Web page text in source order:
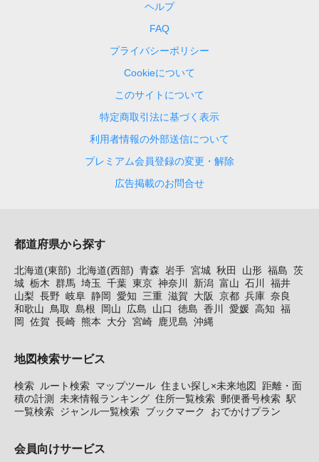
ヘルプ
FAQ
プライバシーポリシー
Cookieについて
このサイトについて
特定商取引法に基づく表示
利用者情報の外部送信について
プレミアム会員登録の変更・解除
広告掲載のお問合せ
都道府県から探す
北海道(東部) 北海道(西部) 青森 岩手 宮城 秋田 山形 福島 茨
城 栃木 群馬 埼玉 千葉 東京 神奈川 新潟 富山 石川
福井
山梨 長野 岐阜 静岡 愛知 三重 滋賀 大阪 京都 兵庫 奈良
和歌山
鳥取 島根 岡山 広島 山口 徳島 香川 愛媛 高知 福
岡
佐賀 長崎 熊本 大分 宮崎 鹿児島 沖縄
地図検索サービス
検索 ルート検索 マップツール 住まい探し×未来地図
距離・面
積の計測
未来情報ランキング 住所一覧検索 郵便番号検索 駅
一覧検索 ジャンル一覧検索 ブックマーク おでかけプラン
会員向けサービス